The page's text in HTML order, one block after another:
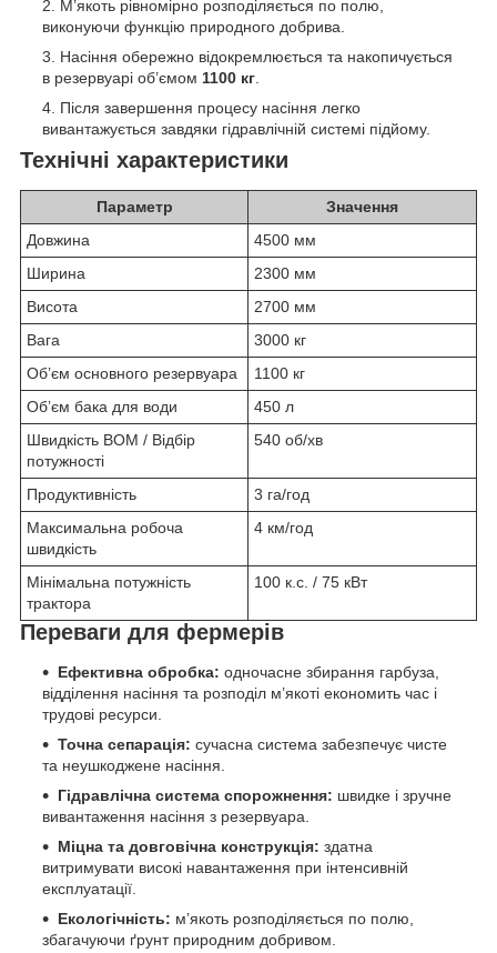
М’якоть рівномірно розподіляється по полю,
виконуючи функцію природного добрива.
Насіння обережно відокремлюється та накопичується
в резервуарі об’ємом 1100 кг.
Після завершення процесу насіння легко
вивантажується завдяки гідравлічній системі підйому.
Технічні характеристики
Параметр
Значення
Довжина
4500 мм
Ширина
2300 мм
Висота
2700 мм
Вага
3000 кг
Об’єм основного резервуара
1100 кг
Об’єм бака для води
450 л
Швидкість ВОМ / Відбір
потужності
540 об/хв
Продуктивність
3 га/год
Максимальна робоча
швидкість
4 км/год
Мінімальна потужність
трактора
100 к.с. / 75 кВт
Переваги для фермерів
Ефективна обробка: одночасне збирання гарбуза,
відділення насіння та розподіл м’якоті економить час і
трудові ресурси.
Точна сепарація: сучасна система забезпечує чисте
та неушкоджене насіння.
Гідравлічна система спорожнення: швидке і зручне
вивантаження насіння з резервуара.
Міцна та довговічна конструкція: здатна
витримувати високі навантаження при інтенсивній
експлуатації.
Екологічність: м’якоть розподіляється по полю,
збагачуючи ґрунт природним добривом.